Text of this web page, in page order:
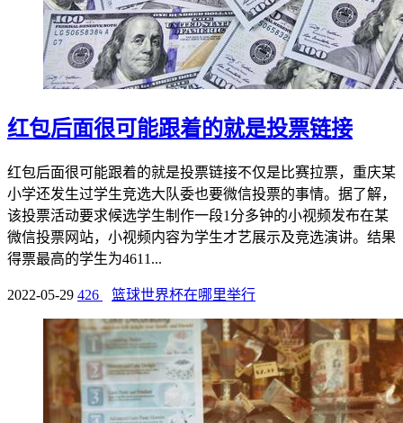
红包后面很可能跟着的就是投票链接
红包后面很可能跟着的就是投票链接不仅是比赛拉票，重庆某
小学还发生过学生竞选大队委也要微信投票的事情。据了解，
该投票活动要求候选学生制作一段1分多钟的小视频发布在某
微信投票网站，小视频内容为学生才艺展示及竞选演讲。结果
得票最高的学生为4611...
2022-05-29 426 篮球世界杯在哪里举行